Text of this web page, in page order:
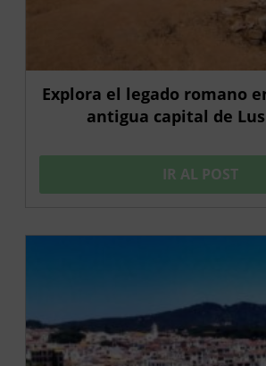
Explora el legado romano
antigua capital de
IR AL POST